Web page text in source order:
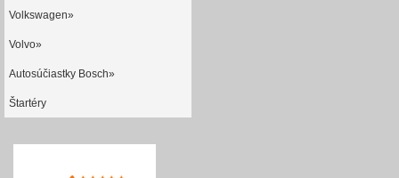
Volkswagen»
Volvo»
Autosúčiastky Bosch»
Štartéry